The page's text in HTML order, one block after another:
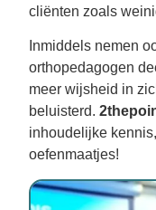
cliënten zoals
Inmiddels nemen
orthopedagogen
meer wijsheid in
beluisterd.
inhoudelijke
oefenmaatjes!